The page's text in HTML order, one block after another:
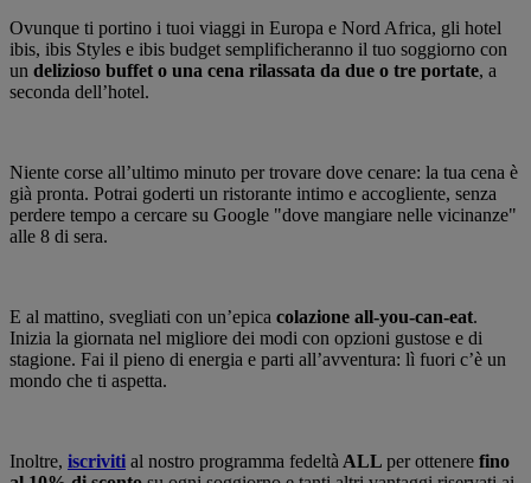
Ovunque ti portino i tuoi viaggi in Europa e Nord Africa, gli hotel
ibis, ibis Styles e ibis budget semplificheranno il tuo soggiorno con
un delizioso buffet o una cena rilassata da due o tre portate, a
seconda dell’hotel.
Niente corse all’ultimo minuto per trovare dove cenare: la tua cena è
già pronta. Potrai goderti un ristorante intimo e accogliente, senza
perdere tempo a cercare su Google "dove mangiare nelle vicinanze"
alle 8 di sera.
E al mattino, svegliati con un’epica colazione all-you-can-eat.
Inizia la giornata nel migliore dei modi con opzioni gustose e di
stagione. Fai il pieno di energia e parti all’avventura: lì fuori c’è un
mondo che ti aspetta.
Inoltre, iscriviti al nostro programma fedeltà ALL per ottenere fino